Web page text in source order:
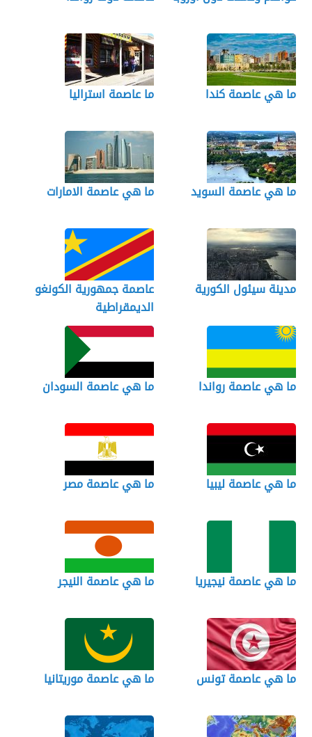
ما هي عاصمة كندا ما عاصمة استراليا
ما هي عاصمة السويد ما هي عاصمة الامارات
مدينة سيئول الكورية
عاصمة جمهورية الكونغو
الديمقراطية
ما هي عاصمة رواندا ما هي عاصمة السودان
ما هي عاصمة ليبيا ما هي عاصمة مصر
ما هي عاصمة نيجيريا ما هي عاصمة النيجر
ما هي عاصمة تونس ما هي عاصمة موريتانيا